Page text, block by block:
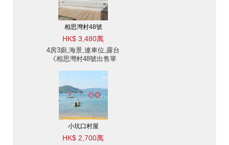
相思灣村48號
HK$ 3,480萬
4房3廁,海景,連車位,露台
《相思灣村48號出售單
小坑口村屋
HK$ 2,700萬